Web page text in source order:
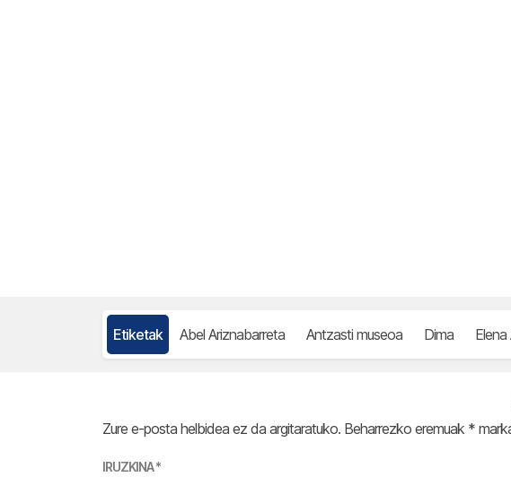
Etiketak Abel Ariznabarreta Antzasti museoa Dima
Zure e-posta helbidea ez da argitaratuko. Beharrezko eremuak *
IRUZKINA*